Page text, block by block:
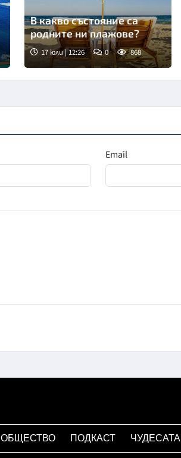
В какво състояние са
родните ни плажове?
17 юли | 12:26 0 868
Email
ОБЩЕСТВО ПОДКАСТ